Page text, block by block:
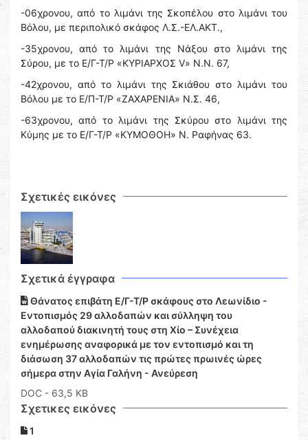
-06χρονου, από το λιμάνι της Σκοπέλου στο λιμάνι του
Βόλου, με περιπολικό σκάφος Λ.Σ.-ΕΛ.ΑΚΤ.,
-35χρονου, από το λιμάνι της Νάξου στο λιμάνι της
Σύρου, με το Ε/Γ-Τ/Ρ «ΚΥΡΙΑΡΧΟΣ V» Ν.Ν. 67,
-42χρονου, από το λιμάνι της Σκιάθου στο λιμάνι του
Βόλου με το Ε/Π-Τ/Ρ «ΖΑΧΑΡΕΝΙΑ» Ν.Σ. 46,
-63χρονου, από το λιμάνι της Σκύρου στο λιμάνι της
Κύμης με το Ε/Γ-Τ/Ρ «ΚΥΜΟΘΟΗ» Ν. Ραφήνας 63.
Σχετικές εικόνες
Σχετικά έγγραφα
Θάνατος επιβάτη Ε/Γ-Τ/Ρ σκάφους στο Λεωνίδιο -
Εντοπισμός 29 αλλοδαπών και σύλληψη του
αλλοδαπού διακινητή τους στη Χίο – Συνέχεια
ενημέρωσης αναφορικά με τον εντοπισμό και τη
διάσωση 37 αλλοδαπών τις πρώτες πρωινές ώρες
σήμερα στην Αγία Γαλήνη - Ανεύρεση
DOC - 63,5 KB
Σχετικες εικόνες
1